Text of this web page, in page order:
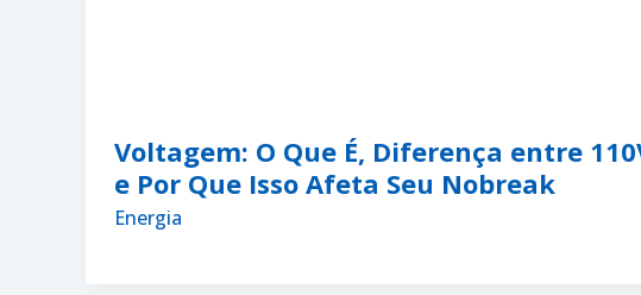
Voltagem: O Que É, Diferença entre
e Por Que Isso Afeta Seu Nobreak
Energia